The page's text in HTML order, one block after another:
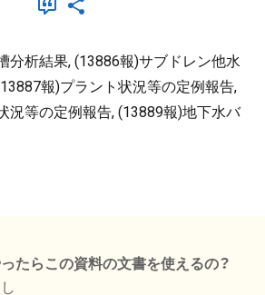
分析結果, (13886報)サブドレン他水
報)プラント状況等の定例報告,
況等の定例報告, (13889報)地下水バ
たらこの資料の文書を使えるの？